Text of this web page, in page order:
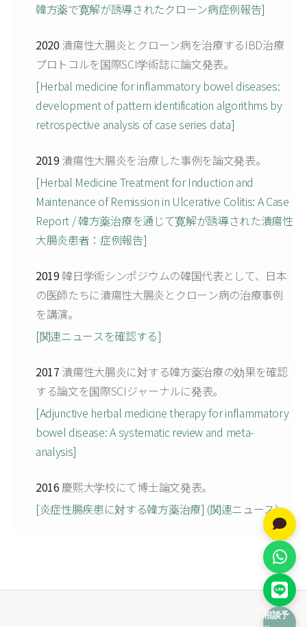
韓方薬で寛解が誘導されたクローン病症例報告]
2020潰瘍性大腸炎とクローン病を治療するIBD治療
プロトコルを国際SCI学術誌に論文発表。
[Herbal medicine for inflammatory bowel diseases:
development of pattern identification algorithms by
retrospective analysis of case series data]
2019潰瘍性大腸炎を治療した事例を論文発表。
[Herbal Medicine Treatment for Induction and
Maintenance of Remission in Ulcerative Colitis: A Case
Report / 韓方薬治療を通じて寛解が誘導された潰瘍性
大腸炎患者：症例報告]
2019韓日学術シンポジウムの韓国代表として、日本
の医師たちに潰瘍性大腸炎とクローン病の治療事例
を講演。
[関連ニュースを確認する]
2017 潰瘍性大腸炎に対する韓方薬治療の効果を確認
する論文を国際SCIジャーナルに発表。
[Adjunctive herbal medicine therapy for inflammatory
bowel disease: A systematic review and meta-
analysis]
2016 慶熙大学校にて博士論文発表。
[炎症性腸疾患に対する韓方薬治療] (関連ニュース)
相談予